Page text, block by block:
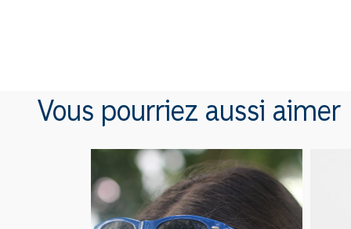
Vous pourriez aussi aimer